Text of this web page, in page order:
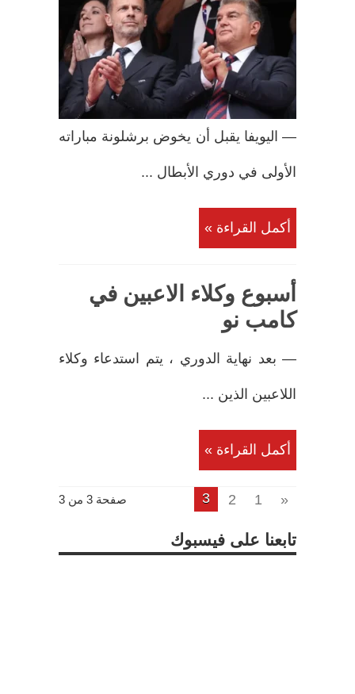
— اليويفا يقبل أن يخوض برشلونة مباراته
الأولى في دوري الأبطال ...
أكمل القراءة »
أسبوع وكلاء الاعبين في
كامب نو
— بعد نهاية الدوري ، يتم استدعاء وكلاء
اللاعبين الذين ...
أكمل القراءة »
صفحة 3 من 3 «
1
2
3
تابعنا على فيسبوك